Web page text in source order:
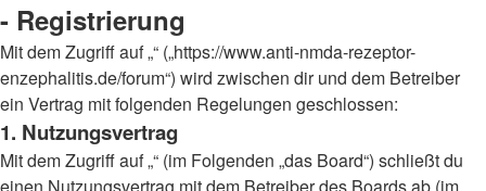
- Registrierung
Mit dem Zugriff auf „“ („https://www.anti-nmda-rezeptor-
enzephalitis.de/forum“) wird zwischen dir und dem Betreiber
ein Vertrag mit folgenden Regelungen geschlossen:
1. Nutzungsvertrag
Mit dem Zugriff auf „“ (im Folgenden „das Board“) schließt du